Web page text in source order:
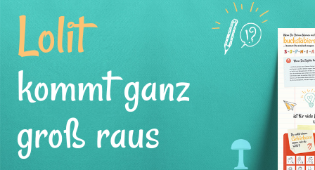
Lolit
kommt ganz
groß raus